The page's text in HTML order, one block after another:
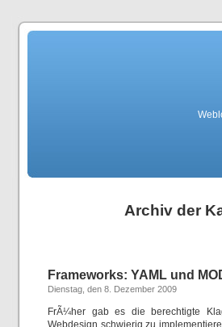
Archiv der
Frameworks: YAML und
Dienstag, den 8. Dezember 2009
FrÃ¼her gab es die berechtigte
Webdesign schwierig zu